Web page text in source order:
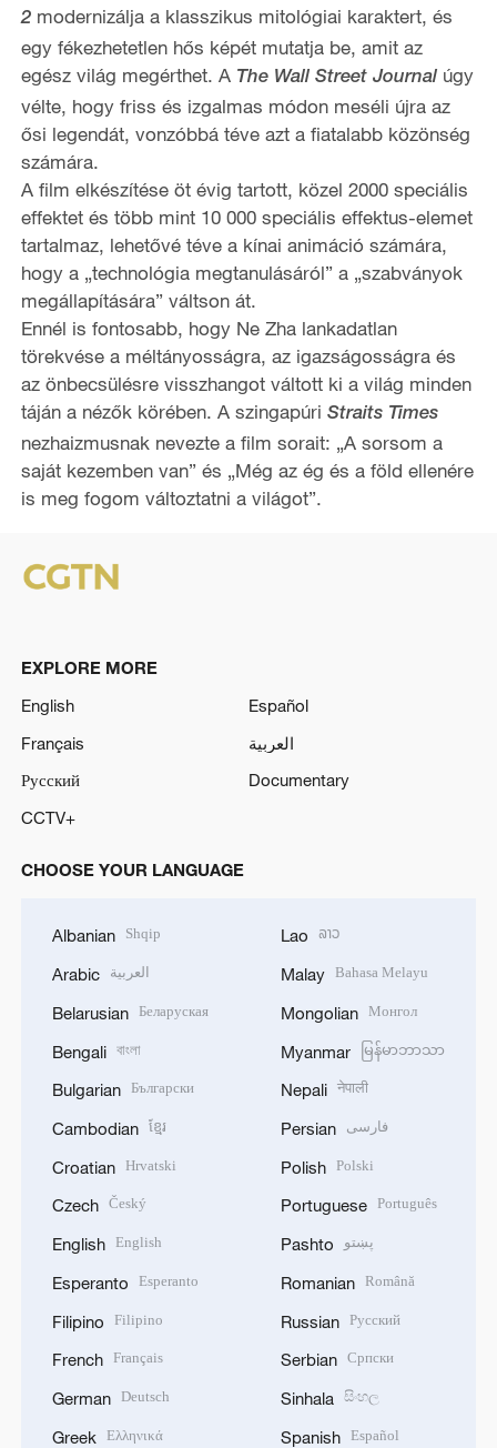
2modernizálja a klasszikus mitológiai karaktert, és
egy fékezhetetlen hős képét mutatja be, amit az
egész világ megérthet. A The Wall Street Journalúgy
vélte, hogy friss és izgalmas módon meséli újra az
ősi legendát, vonzóbbá téve azt a fiatalabb közönség
számára.
A film elkészítése öt évig tartott, közel 2000 speciális
effektet és több mint 10 000 speciális effektus-elemet
tartalmaz, lehetővé téve a kínai animáció számára,
hogy a „technológia megtanulásáról” a „szabványok
megállapítására” váltson át.
Ennél is fontosabb, hogy Ne Zha lankadatlan
törekvése a méltányosságra, az igazságosságra és
az önbecsülésre visszhangot váltott ki a világ minden
táján a nézők körében. A szingapúri Straits Times
nezhaizmusnak nevezte a film sorait: „A sorsom a
saját kezemben van” és „Még az ég és a föld ellenére
is meg fogom változtatni a világot”.
EXPLORE MORE
English
Español
Français
العربية
Русский
Documentary
CCTV+
CHOOSE YOUR LANGUAGE
Albanian Shqip
Arabic العربية
Belarusian Беларуская
Bengali বাংলা
Bulgarian Български
Cambodian ខ្មែរ
Croatian Hrvatski
Czech Český
English English
Esperanto Esperanto
Filipino Filipino
French Français
German Deutsch
Greek Ελληνικά
Lao ລາວ
Malay Bahasa Melayu
Mongolian Монгол
Myanmar မြန်မာဘာသာ
Nepali नेपाली
Persian فارسی
Polish Polski
Portuguese Português
Pashto پښتو
Romanian Română
Russian Русский
Serbian Српски
Sinhala සිංහල
Spanish Español